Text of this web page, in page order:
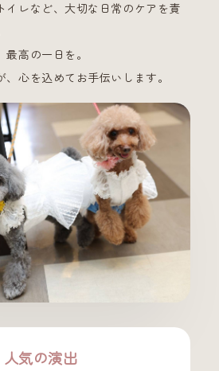
イレなど、大切な日常のケアを責
高の一日を。
心を込めてお手伝いします。
人気の演出